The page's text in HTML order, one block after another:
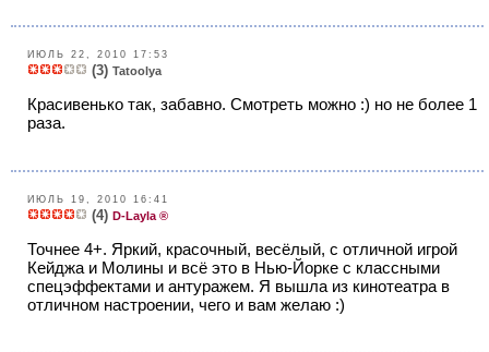
ИЮЛЬ 22, 2010 17:53
(3) Tatoolya
Красивенько так, забавно. Смотреть можно :) но не более 1
раза.
ИЮЛЬ 19, 2010 16:41
(4) D-Layla ®
Точнее 4+. Яркий, красочный, весёлый, с отличной игрой
Кейджа и Молины и всё это в Нью-Йорке с классными
спецэффектами и антуражем. Я вышла из кинотеатра в
отличном настроении, чего и вам желаю :)